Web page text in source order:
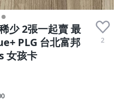
少 2張一起賣 最
PLG 台北富邦
女孩卡
2